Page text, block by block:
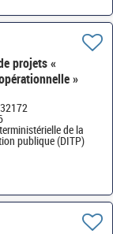
projets «
»
de la
publique (DITP)